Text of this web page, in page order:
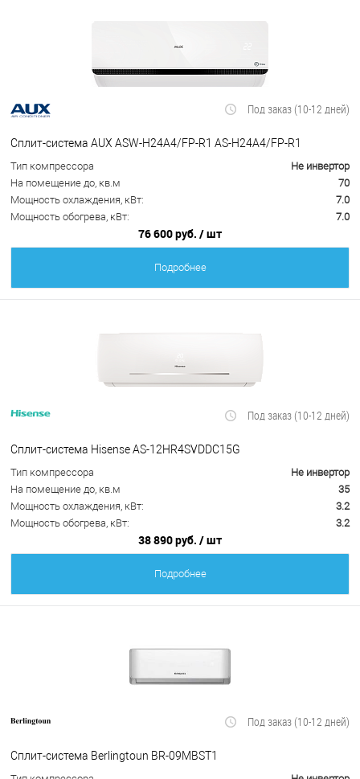
Под заказ (10-12 дней)
Сплит-система AUX ASW-H24A4/FP-R1 AS-H24A4/FP-R1
Тип компрессора
Не инвертор
На помещение до, кв.м
70
Мощность охлаждения, кВт:
7.0
Мощность обогрева, кВт:
7.0
76 600 руб. / шт
Подробнее
Под заказ (10-12 дней)
Сплит-система Hisense AS-12HR4SVDDC15G
Тип компрессора
Не инвертор
На помещение до, кв.м
35
Мощность охлаждения, кВт:
3.2
Мощность обогрева, кВт:
3.2
38 890 руб. / шт
Подробнее
Под заказ (10-12 дней)
Сплит-система Berlingtoun BR-09MBST1